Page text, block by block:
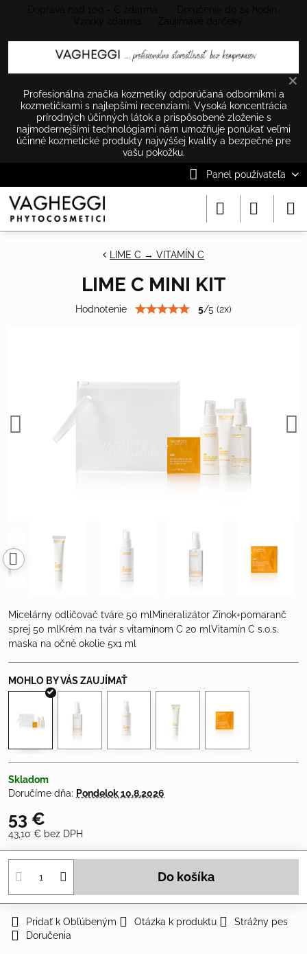
✕
Profesionálna značka kozmetiky odporúčaná odborníkmi a
kozmetičkami s najlepšími recenziami. Vysoká koncentrácia
prírodných účinných látok a prispôsobené zloženie s
najmodernejšími technológiami nám umožňuje ponúkať veľmi
účinné kozmetické produkty najvyššej kvality a bezpečné pre
vašu pokožku.
Panel používateľa
LIME C → VITAMÍN C
LIME C MINI KIT
Hodnotenie 5/5 (2x)
Micelárny odličovač tváre 50 mlMineralizátor Zinok+pomaranč
sprej 50 mlKrém na tvár s vitamínom C 20 mlVitamín C s.o.s.
maska ​​na očné okolie 5x1 ml
Skladom
Doručíme dňa: Pondelok10.8.2026
53 €
43,10 € bez DPH
Do košíka
Pridať k Obľúbeným Otázka k produktu
Strážny pes
Doručenia